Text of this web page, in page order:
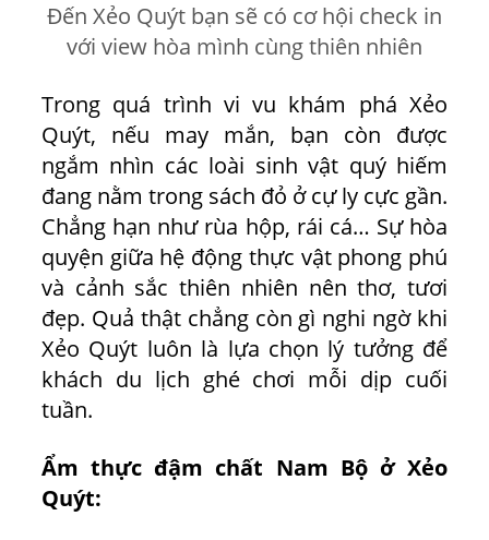
Đến Xẻo Quýt bạn sẽ có cơ hội check in
với view hòa mình cùng thiên nhiên
Trong quá trình vi vu khám phá Xẻo
Quýt, nếu may mắn, bạn còn được
ngắm nhìn các loài sinh vật quý hiếm
đang nằm trong sách đỏ ở cự ly cực gần.
Chẳng hạn như rùa hộp, rái cá… Sự hòa
quyện giữa hệ động thực vật phong phú
và cảnh sắc thiên nhiên nên thơ, tươi
đẹp. Quả thật chẳng còn gì nghi ngờ khi
Xẻo Quýt luôn là lựa chọn lý tưởng để
khách du lịch ghé chơi mỗi dịp cuối
tuần.
Ẩm thực đậm chất Nam Bộ ở Xẻo
Quýt: